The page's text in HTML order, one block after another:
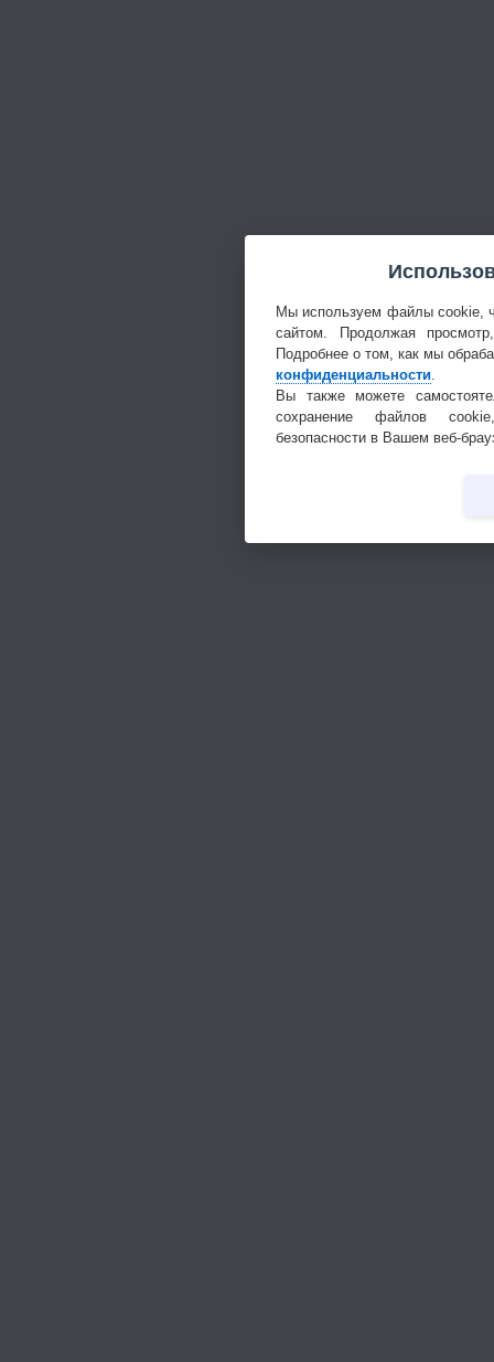
Мы используем файлы cookie,
сайтом. Продолжая
Подробнее о том, как мы
конфиденциальности
Вы также можете
сохранение файлов
безопасности в Вашем веб-